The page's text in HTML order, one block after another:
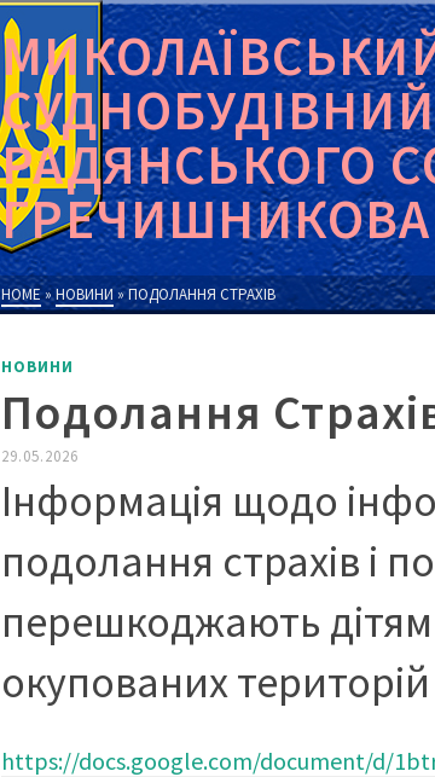
РАДЯНСЬКОГО
ГРЕЧИШНИКОВА
HOME »НОВИНИ »ПОДОЛАННЯ СТРАХІВ
НОВИНИ
Подолання
29.05.2026
Інформація щодо
подолання страхів і
перешкоджають
окупованих територій
https://docs.google.com/document/d/